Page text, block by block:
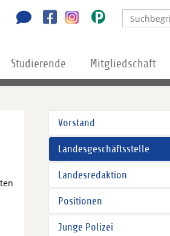
Studierende Mitgliedschaft
Vorstand
Landesgeschäftsstelle
Landesredaktion
Positionen
Junge Polizei